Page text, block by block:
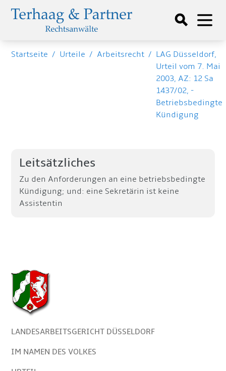
Startseite / Urteile / Arbeitsrecht / LAG Düsseldorf,
Urteil vom 7. Mai
2003, AZ: 12 Sa
1437/02, -
Betriebsbedingte
Kündigung
Leitsätzliches
Zu den Anforderungen an eine betriebsbedingte
Kündigung; und: eine Sekretärin ist keine
Assistentin
LANDESARBEITSGERICHT DÜSSELDORF
IM NAMEN DES VOLKES